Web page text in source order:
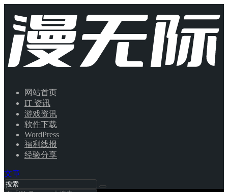
网站首页
IT 资讯
游戏资讯
软件下载
WordPress
福利线报
经验分享
文章